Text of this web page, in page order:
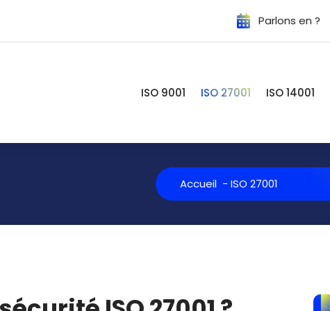
Parlons en ?
ISO 9001 ISO 27001 ISO 14001
Accueil - ISO 27001